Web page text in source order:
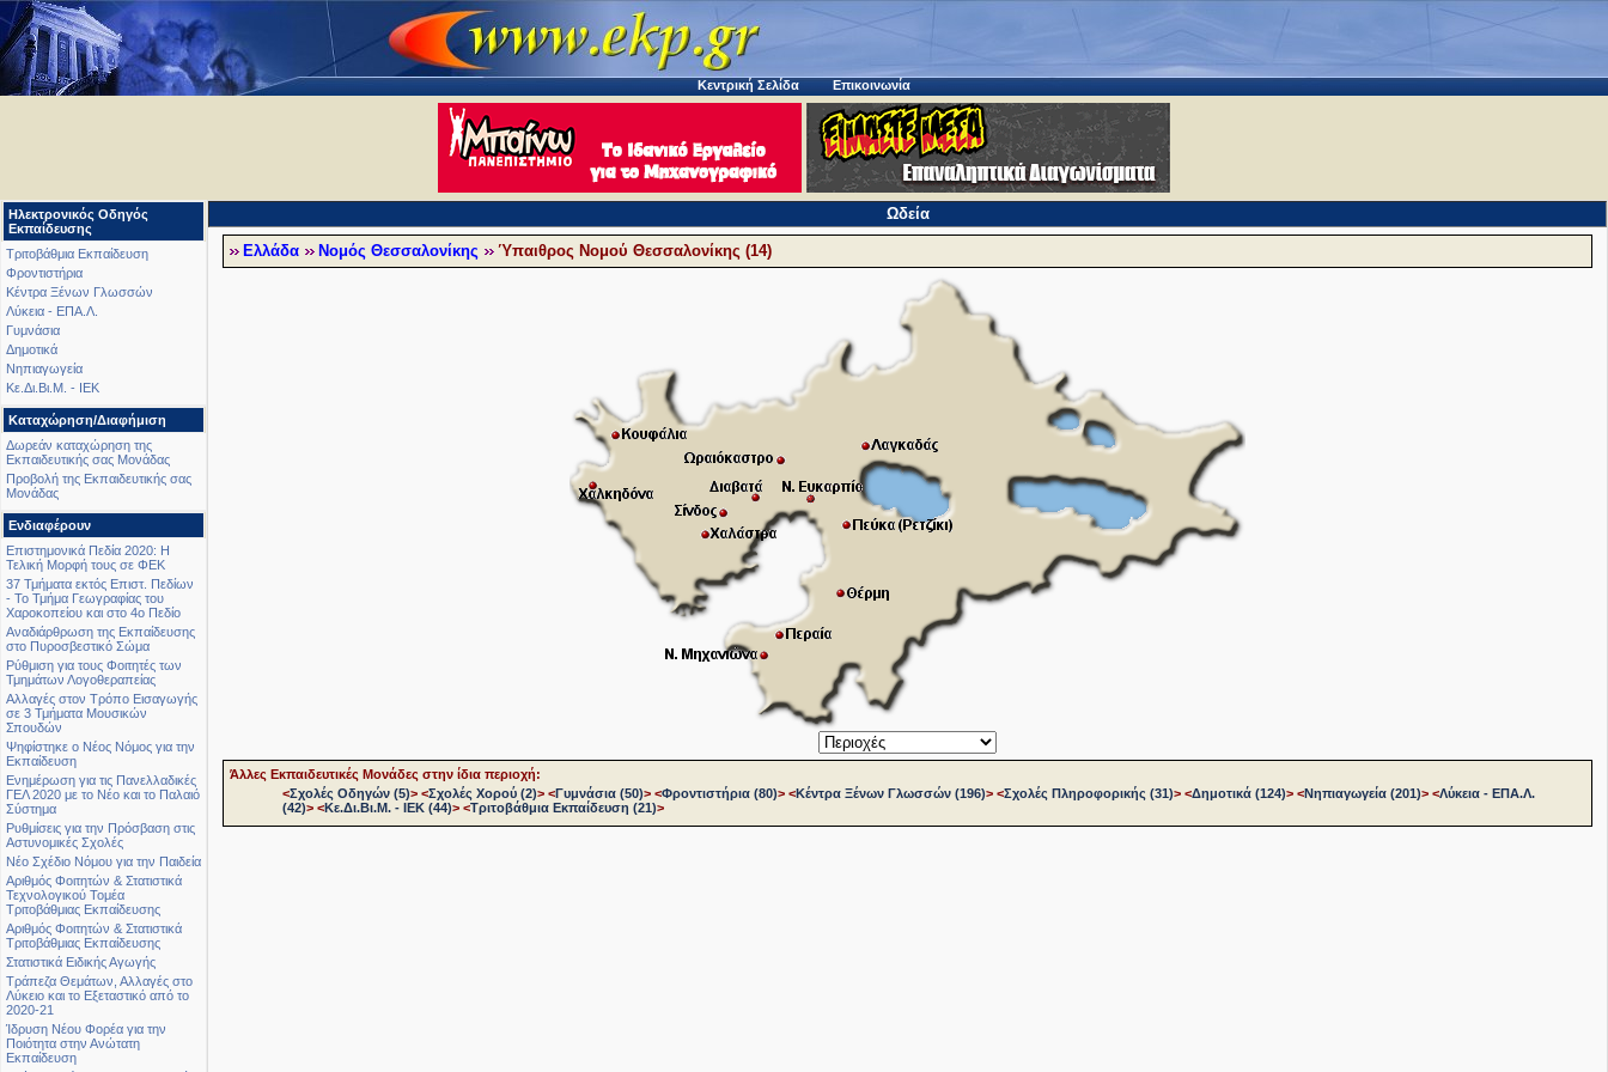
Κεντρική Σελίδα Επικοινωνία
Ηλεκτρονικός Οδηγός
Εκπαίδευσης
Τριτοβάθμια Εκπαίδευση
Φροντιστήρια
Κέντρα Ξένων Γλωσσών
Λύκεια - ΕΠΑ.Λ.
Γυμνάσια
Δημοτικά
Νηπιαγωγεία
Κε.Δι.Βι.Μ. - ΙΕΚ
Καταχώρηση/Διαφήμιση
Δωρεάν καταχώρηση της
Εκπαιδευτικής σας Μονάδας
Προβολή της Εκπαιδευτικής σας
Μονάδας
Ενδιαφέρουν
Επιστημονικά Πεδία 2020: Η
Τελική Μορφή τους σε ΦΕΚ
37 Τμήματα εκτός Επιστ. Πεδίων
- Το Τμήμα Γεωγραφίας του
Χαροκοπείου και στο 4ο Πεδίο
Αναδιάρθρωση της Εκπαίδευσης
στο Πυροσβεστικό Σώμα
Ρύθμιση για τους Φοιτητές των
Τμημάτων Λογοθεραπείας
Αλλαγές στον Τρόπο Εισαγωγής
σε 3 Τμήματα Μουσικών
Σπουδών
Ψηφίστηκε ο Νέος Νόμος για την
Εκπαίδευση
Ενημέρωση για τις Πανελλαδικές
ΓΕΛ 2020 με το Νέο και το Παλαιό
Σύστημα
Ρυθμίσεις για την Πρόσβαση στις
Αστυνομικές Σχολές
Νέο Σχέδιο Νόμου για την Παιδεία
Αριθμός Φοιτητών & Στατιστικά
Τεχνολογικού Τομέα
Τριτοβάθμιας Εκπαίδευσης
Αριθμός Φοιτητών & Στατιστικά
Τριτοβάθμιας Εκπαίδευσης
Στατιστικά Ειδικής Αγωγής
Τράπεζα Θεμάτων, Αλλαγές στο
Λύκειο και το Εξεταστικό από το
2020-21
Ίδρυση Νέου Φορέα για την
Ποιότητα στην Ανώτατη
Εκπαίδευση
Ωδεία
Ελλάδα Νομός Θεσσαλονίκης Ύπαιθρος Νομού Θεσσαλονίκης (14)
Άλλες Εκπαιδευτικές Μονάδες στην ίδια περιοχή:
<Σχολές Οδηγών (5)> <Σχολές Χορού (2)> <Γυμνάσια (50)> <Φροντιστήρια (80)> <Κέντρα Ξένων Γλωσσών (196)> <Σχολές Πληροφορικής (31)> <Δημοτικά (124)> <Νηπιαγωγεία (201)> <Λύκεια - ΕΠΑ.Λ.
(42)> <Κε.Δι.Βι.Μ. - ΙΕΚ (44)> <Τριτοβάθμια Εκπαίδευση (21)>